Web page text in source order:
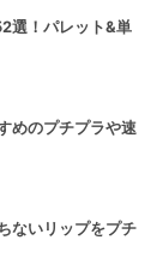
選！パレット&単
めのプチプラや速
ないリップをプチ